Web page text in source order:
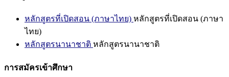
หลักสูตรที่เปิดสอน (ภาษาไทย) หลักสูตรที่เปิดสอน (ภาษา
ไทย)
หลักสูตรนานาชาติ หลักสูตรนานาชาติ
การสมัครเข้าศึกษา